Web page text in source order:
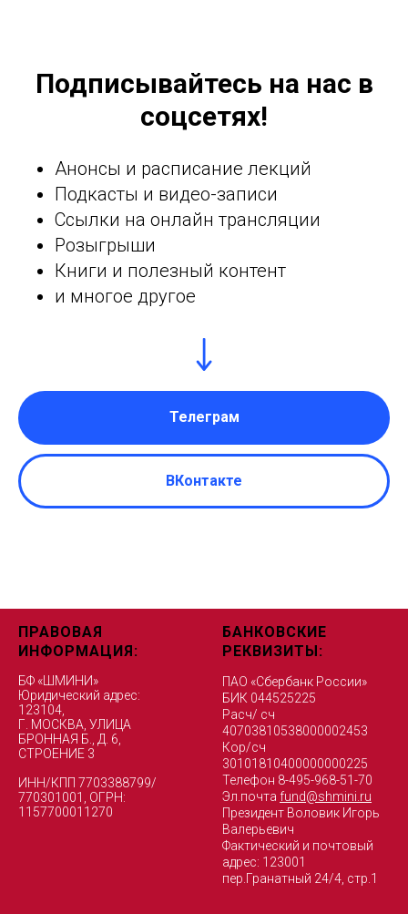
Подписывайтесь на нас в
соцсетях!
Анонсы и расписание лекций
Подкасты и видео-записи
Ссылки на онлайн трансляции
Розыгрыши
Книги и полезный контент
и многое другое
Телеграм
ВКонтакте
ПРАВОВАЯ
ИНФОРМАЦИЯ:
БФ «ШМИНИ»
Юридический адрес:
123104,
Г. МОСКВА, УЛИЦА
БРОННАЯ Б., Д. 6,
СТРОЕНИЕ 3
ИНН/КПП 7703388799/
770301001, ОГРН:
1157700011270
БАНКОВСКИЕ
РЕКВИЗИТЫ:
ПАО «Сбербанк России»
БИК 044525225
Расч/ сч
40703810538000002453
Кор/сч
30101810400000000225
Телефон 8-495-968-51-70
Эл.почта fund@shmini.ru
Президент Воловик Игорь
Валерьевич
Фактический и почтовый
адрес: 123001
пер.Гранатный 24/4, стр.1